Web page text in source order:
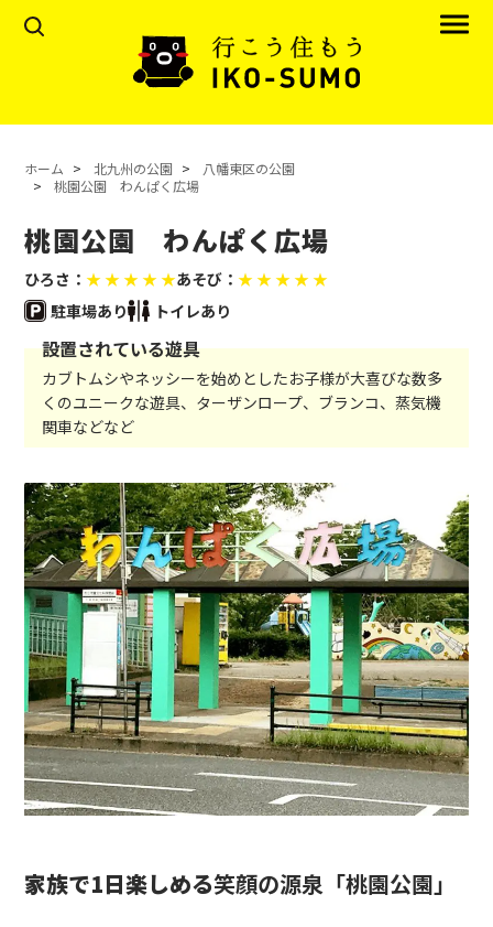
ホーム 北九州の公園
八幡東区の公園
桃園公園 わんぱく広場
桃園公園 わんぱく広場
ひろさ：★ ★ ★ ★ ★あそび：★ ★ ★ ★ ★
駐車場あり
トイレあり
設置されている遊具
カブトムシやネッシーを始めとしたお子様が大喜びな数多
くのユニークな遊具、ターザンロープ、ブランコ、蒸気機
関車などなど
家族で1日楽しめる笑顔の源泉「桃園公園」